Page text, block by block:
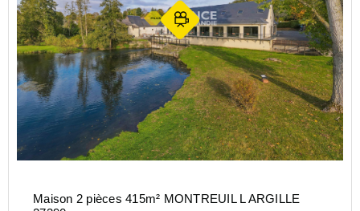
Maison 2 pièces 415m² MONTREUIL L ARGILLE